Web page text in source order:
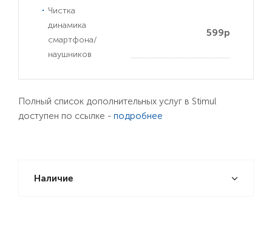
Чистка
динамика
смартфона/
наушников
599р
Полный список дополнительных услуг в Stimul
доступен по ссылке - подробнее
Наличие